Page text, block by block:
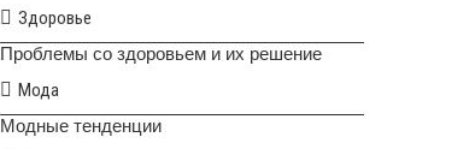
Здоровье
Проблемы со здоровьем и их решение
Мода
Модные тенденции